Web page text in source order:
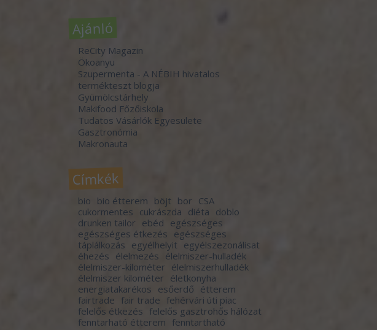
Ajánló
ReCity Magazin
Ökoanyu
Szupermenta - A NÉBIH hivatalos
termékteszt blogja
Gyümölcstárhely
Makifood Főzőiskola
Tudatos Vásárlók Egyesülete
Gasztronómia
Makronauta
Címkék
bio bio étterem böjt bor CSA
cukormentes cukrászda diéta doblo
drunken tailor ebéd egészséges
egészséges étkezés egészséges
táplálkozás egyélhelyit egyélszezonálisat
éhezés élelmezés élelmiszer-hulladék
élelmiszer-kilométer élelmiszerhulladék
élelmiszer kilométer életkonyha
energiatakarékos esőerdő étterem
fairtrade fair trade fehérvári úti piac
felelős étkezés felelős gasztrohős hálózat
fenntarható étterem fenntartható